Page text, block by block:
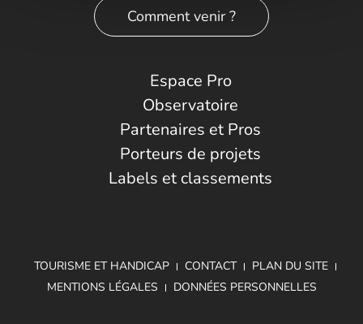
Comment venir ?
Espace Pro
Observatoire
Partenaires et Pros
Porteurs de projets
Labels et classements
TOURISME ET HANDICAP CONTACT
PLAN DU SITE
MENTIONS LÉGALES
DONNÉES PERSONNELLES